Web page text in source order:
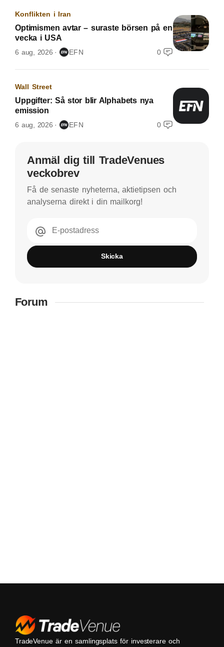
Konflikten i Iran
Optimismen avtar – suraste börsen på en
vecka i USA
6 aug, 2026 EFN 0
Wall Street
Uppgifter: Så stor blir Alphabets nya
emission
6 aug, 2026 EFN 0
Anmäl dig till TradeVenues
veckobrev
Få de senaste nyheterna, aktietipsen och
analyserna direkt i din mailkorg!
E-postadress
Skicka
Forum
TradeVenue är en samlingsplats för investerare och